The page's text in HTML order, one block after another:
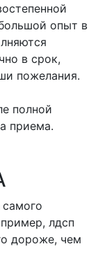
опыт в
в срок,
пожелания.
полной
приема.
лдсп
дороже, чем